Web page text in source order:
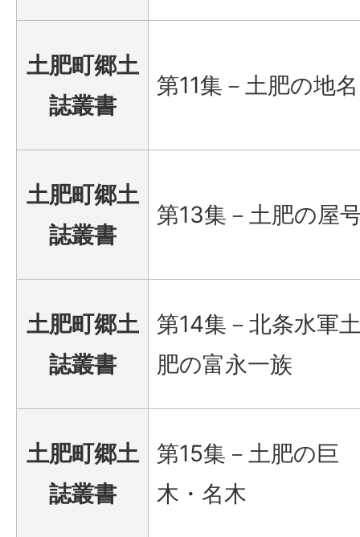
土肥町郷土
誌叢書
第11集－土肥の地名
土肥町郷土
誌叢書
第13集－土肥の屋
土肥町郷土
誌叢書
第14集－北条水軍
肥の富永一族
土肥町郷土
誌叢書
第15集－土肥の巨
木・名木